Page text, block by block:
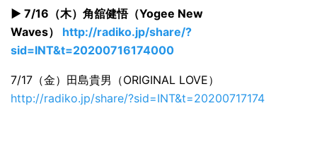
▶ 7/16（木）角舘健悟（Yogee New
Waves） http://radiko.jp/share/?
sid=INT&t=20200716174000
7/17（金）田島貴男（ORIGINAL LOVE）
http://radiko.jp/share/?sid=INT&t=20200717174